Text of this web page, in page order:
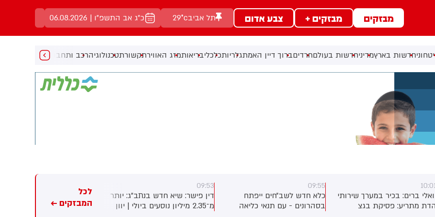
מבזקים מבזקים + צבע אדום תל אביב29°c כ"ג אב התשפ"ו | 06.08.2026
חדשות בארץמדיניחדשות בעולםחרדיםברוך דיין האמתגלריותכלכליבריאותמזג האווירתקשורתטכנולוגיהרכב ותחבורהמעניין
ברים: בכיר במערך שירותי
הדת מתריע: פסיקת בגצ
09:55
כלא חדש לשב״חים ייפתח
בסהרונים - עם תנאי כליאה
09:53
דין פישר: שיא חדש בנתב"ג: יותר
מ־2.35 מיליון נוסעים ביולי | יוון
טוביה יגלניק: פרסום ראשון: בתי
הדין הרבניים בדרך להשבתה
לכל
המבזקים ←